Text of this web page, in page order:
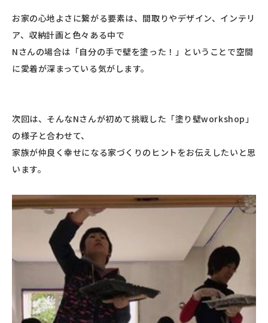
お家の心地よさに繋がる要素は、間取りやデザイン、インテリ
ア、収納計画と色々ある中で
Nさんの場合は「自分の手で壁を塗った！」ということで空間
に愛着が深まっている気がします。
次回は、そんなNさんが初めて挑戦した「塗り壁workshop」
の様子と合わせて、
家族が仲良く幸せになる家づくりのヒントをお伝えしたいと思
います。